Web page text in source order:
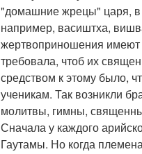
"домашние жрецы" царя,
например, васиштха,
жертвоприношения имеют
требовала, чтоб их
средством к этому было,
ученикам. Так возникли
молитвы, гимны,
Сначала у каждого
Гаутамы. Но когда